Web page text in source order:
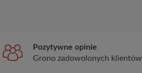
Pozytywne opinie
Grono zadowolonych klientów